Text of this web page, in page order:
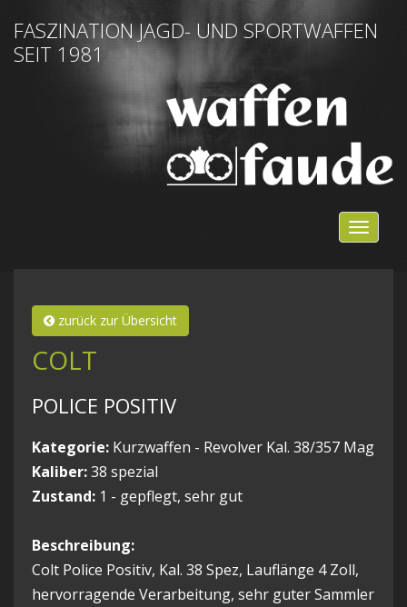
FASZINATION JAGD- UND SPORTWAFFEN
SEIT 1981
zurück zur Übersicht
COLT
POLICE POSITIV
Kategorie: Kurzwaffen - Revolver Kal. 38/357 Mag
Kaliber:38 spezial
Zustand: 1 - gepflegt, sehr gut
Beschreibung:
Colt Police Positiv, Kal. 38 Spez, Lauflänge 4 Zoll,
hervorragende Verarbeitung, sehr guter Sammler